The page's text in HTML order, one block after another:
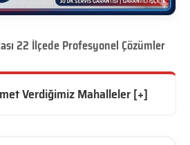
22 İlçede Profesyonel Çözümler
Verdiğimiz Mahalleler [+]